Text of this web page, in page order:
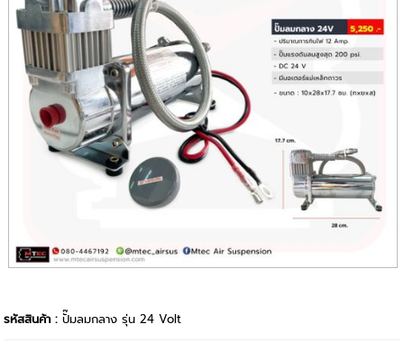
รหัสสินค้า :ปั๊มลมกลาง รุ่น 24 Volt